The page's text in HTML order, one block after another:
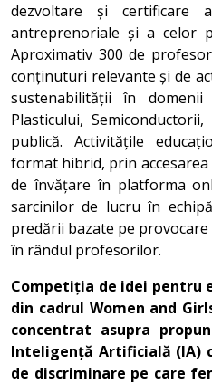
dezvoltare și certificare
antreprenoriale și a celor
Aproximativ 300 de
conținuturi relevante și de
sustenabilității în
Plasticului,
publică. Activitățile
format hibrid, prin
de învățare în platforma
sarcinilor de lucru în
predării bazate pe
în rândul profesorilor.
Competiția de idei pentru
din cadrul Women and
concentrat asupra
Inteligență Artificială (IA)
de discriminare pe care